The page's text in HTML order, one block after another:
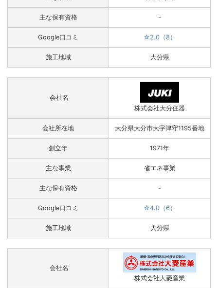
主な保有資格 -
Google口コミ ☆2.0（8）
施工地域 大分県
会社名
株式会社大分住器
会社所在地 大分県大分市大字津守1195番地
創立年 1971年
主な事業 省エネ事業
主な保有資格 -
Google口コミ ☆4.0（6）
施工地域 大分県
会社名
株式会社大菱産業